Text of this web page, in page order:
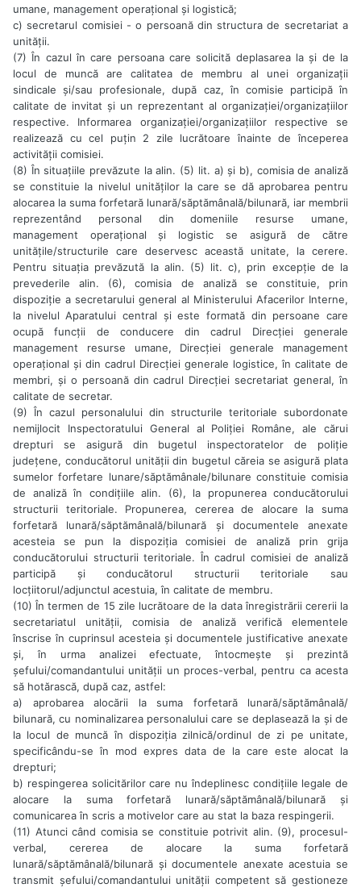
umane, management operațional și logistică;
c) secretarul comisiei - o persoană din structura de secretariat a
unității.
(7) În cazul în care persoana care solicită deplasarea la și de la
locul de muncă are calitatea de membru al unei organizații
sindicale și/sau profesionale, după caz, în comisie participă în
calitate de invitat și un reprezentant al organizației/organizațiilor
respective. Informarea organizației/organizațiilor respective se
realizează cu cel puțin 2 zile lucrătoare înainte de începerea
activității comisiei.
(8) În situațiile prevăzute la alin. (5) lit. a) și b), comisia de analiză
se constituie la nivelul unităților la care se dă aprobarea pentru
alocarea la suma forfetară lunară/săptămânală/bilunară, iar membrii
reprezentând personal din domeniile resurse umane,
management operațional și logistic se asigură de către
unitățile/structurile care deservesc această unitate, la cerere.
Pentru situația prevăzută la alin. (5) lit. c), prin excepție de la
prevederile alin. (6), comisia de analiză se constituie, prin
dispoziție a secretarului general al Ministerului Afacerilor Interne,
la nivelul Aparatului central și este formată din persoane care
ocupă funcții de conducere din cadrul Direcției generale
management resurse umane, Direcției generale management
operațional și din cadrul Direcției generale logistice, în calitate de
membri, și o persoană din cadrul Direcției secretariat general, în
calitate de secretar.
(9) În cazul personalului din structurile teritoriale subordonate
nemijlocit Inspectoratului General al Poliției Române, ale cărui
drepturi se asigură din bugetul inspectoratelor de poliție
județene, conducătorul unității din bugetul căreia se asigură plata
sumelor forfetare lunare/săptămânale/bilunare constituie comisia
de analiză în condițiile alin. (6), la propunerea conducătorului
structurii teritoriale. Propunerea, cererea de alocare la suma
forfetară lunară/săptămânală/bilunară și documentele anexate
acesteia se pun la dispoziția comisiei de analiză prin grija
conducătorului structurii teritoriale. În cadrul comisiei de analiză
participă și conducătorul structurii teritoriale sau
locțiitorul/adjunctul acestuia, în calitate de membru.
(10) În termen de 15 zile lucrătoare de la data înregistrării cererii la
secretariatul unității, comisia de analiză verifică elementele
înscrise în cuprinsul acesteia și documentele justificative anexate
și, în urma analizei efectuate, întocmește și prezintă
șefului/comandantului unității un proces-verbal, pentru ca acesta
să hotărască, după caz, astfel:
a) aprobarea alocării la suma forfetară lunară/săptămânală/
bilunară, cu nominalizarea personalului care se deplasează la și de
la locul de muncă în dispoziția zilnică/ordinul de zi pe unitate,
specificându-se în mod expres data de la care este alocat la
drepturi;
b) respingerea solicitărilor care nu îndeplinesc condițiile legale de
alocare la suma forfetară lunară/săptămânală/bilunară și
comunicarea în scris a motivelor care au stat la baza respingerii.
(11) Atunci când comisia se constituie potrivit alin. (9), procesul-
verbal, cererea de alocare la suma forfetară
lunară/săptămânală/bilunară și documentele anexate acestuia se
transmit șefului/comandantului unității competent să gestioneze